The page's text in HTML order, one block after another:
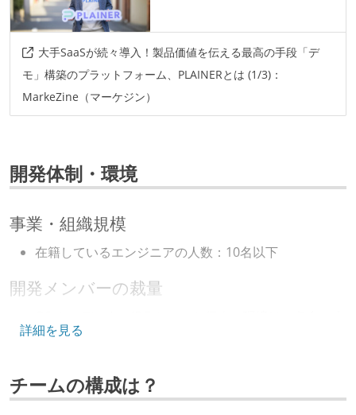
大手SaaSが続々導入！製品価値を伝える最高の手段「デ
モ」構築のプラットフォーム、PLAINERとは (1/3)：
MarkeZine（マーケジン）
開発体制・環境
事業・組織規模
在籍しているエンジニアの人数：10名以下
開発メンバーの裁量
任で好きなものを使うことができる
参加している
タスクの見積もりは、実装を担当するメンバーが中心
詳細を見る
チームの構成は？